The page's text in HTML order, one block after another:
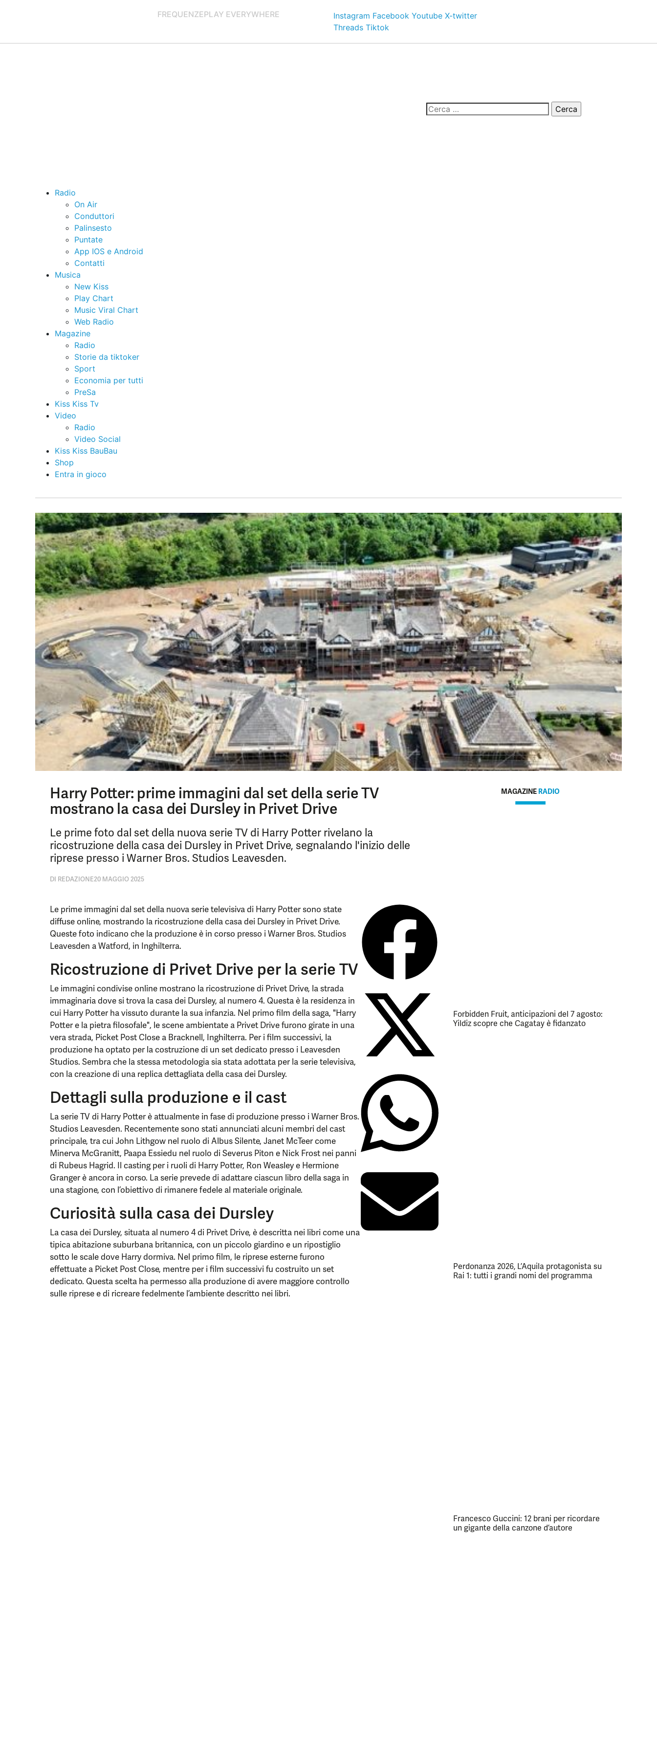
FREQUENZEPLAY EVERYWHERE Instagram Facebook Youtube X-twitter
Threads Tiktok
Radio
On Air
Conduttori
Palinsesto
Puntate
App IOS e Android
Contatti
Musica
New Kiss
Play Chart
Music Viral Chart
Web Radio
Magazine
Radio
Storie da tiktoker
Sport
Economia per tutti
PreSa
Kiss Kiss Tv
Video
Radio
Video Social
Kiss Kiss BauBau
Shop
Entra in gioco
Harry Potter: prime immagini dal set della serie TV
mostrano la casa dei Dursley in Privet Drive
Le prime foto dal set della nuova serie TV di Harry Potter rivelano la
ricostruzione della casa dei Dursley in Privet Drive, segnalando l'inizio delle
riprese presso i Warner Bros. Studios Leavesden.
DI REDAZIONE20 MAGGIO 2025
Le prime immagini dal set della nuova serie televisiva di Harry Potter sono state
diffuse online, mostrando la ricostruzione della casa dei Dursley in Privet Drive.
Queste foto indicano che la produzione è in corso presso i Warner Bros. Studios
Leavesden a Watford, in Inghilterra.
Ricostruzione di Privet Drive per la serie TV
Le immagini condivise online mostrano la ricostruzione di Privet Drive, la strada
immaginaria dove si trova la casa dei Dursley, al numero 4. Questa è la residenza in
cui Harry Potter ha vissuto durante la sua infanzia. Nel primo film della saga, "Harry
Potter e la pietra filosofale", le scene ambientate a Privet Drive furono girate in una
vera strada, Picket Post Close a Bracknell, Inghilterra. Per i film successivi, la
produzione ha optato per la costruzione di un set dedicato presso i Leavesden
Studios. Sembra che la stessa metodologia sia stata adottata per la serie televisiva,
con la creazione di una replica dettagliata della casa dei Dursley.
Dettagli sulla produzione e il cast
La serie TV di Harry Potter è attualmente in fase di produzione presso i Warner Bros.
Studios Leavesden. Recentemente sono stati annunciati alcuni membri del cast
principale, tra cui John Lithgow nel ruolo di Albus Silente, Janet McTeer come
Minerva McGranitt, Paapa Essiedu nel ruolo di Severus Piton e Nick Frost nei panni
di Rubeus Hagrid. Il casting per i ruoli di Harry Potter, Ron Weasley e Hermione
Granger è ancora in corso. La serie prevede di adattare ciascun libro della saga in
una stagione, con l’obiettivo di rimanere fedele al materiale originale.
Curiosità sulla casa dei Dursley
La casa dei Dursley, situata al numero 4 di Privet Drive, è descritta nei libri come una
tipica abitazione suburbana britannica, con un piccolo giardino e un ripostiglio
sotto le scale dove Harry dormiva. Nel primo film, le riprese esterne furono
effettuate a Picket Post Close, mentre per i film successivi fu costruito un set
dedicato. Questa scelta ha permesso alla produzione di avere maggiore controllo
sulle riprese e di ricreare fedelmente l’ambiente descritto nei libri.
MAGAZINE RADIO
Forbidden Fruit, anticipazioni del 7 agosto:
Yildiz scopre che Cagatay è fidanzato
Perdonanza 2026, L’Aquila protagonista su
Rai 1: tutti i grandi nomi del programma
Francesco Guccini: 12 brani per ricordare
un gigante della canzone d’autore